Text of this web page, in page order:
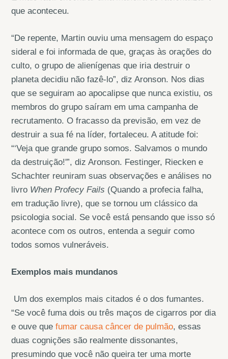
que aconteceu.
“De repente, Martin ouviu uma mensagem do espaço
sideral e foi informada de que, graças às orações do
culto, o grupo de alienígenas que iria destruir o
planeta decidiu não fazê-lo”, diz Aronson. Nos dias
que se seguiram ao apocalipse que nunca existiu, os
membros do grupo saíram em uma campanha de
recrutamento. O fracasso da previsão, em vez de
destruir a sua fé na líder, fortaleceu. A atitude foi:
“‘Veja que grande grupo somos. Salvamos o mundo
da destruição!'”, diz Aronson. Festinger, Riecken e
Schachter reuniram suas observações e análises no
livro When Profecy Fails (Quando a profecia falha,
em tradução livre), que se tornou um clássico da
psicologia social. Se você está pensando que isso só
acontece com os outros, entenda a seguir como
todos somos vulneráveis.
Exemplos mais mundanos
Um dos exemplos mais citados é o dos fumantes.
“Se você fuma dois ou três maços de cigarros por dia
e ouve quefumar causa câncer de pulmão, essas
duas cognições são realmente dissonantes,
presumindo que você não queira ter uma morte